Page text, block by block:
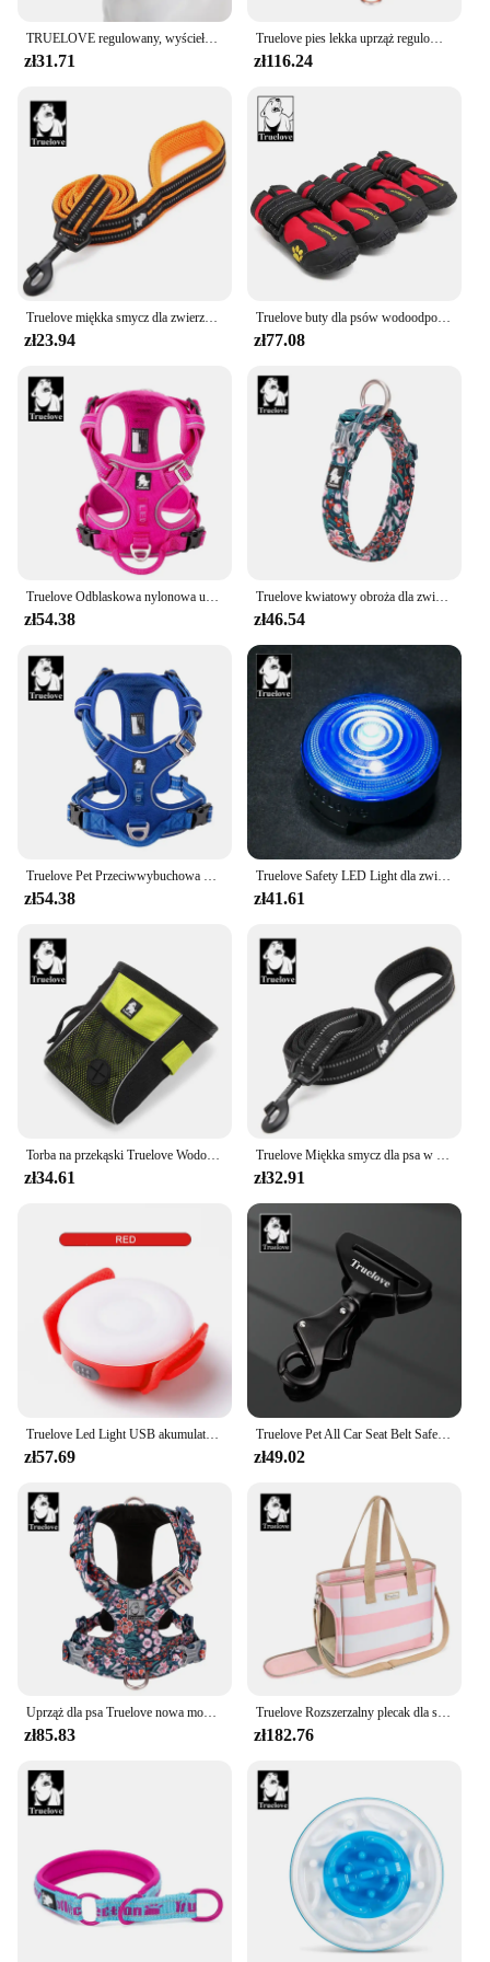
TRUELOVE regulowany, wyściełany pies z kołnierzykiem i wentylacją, odporny odporny na eksplozje spersonalizowany nadruk YC1853
zł31.71
Truelove pies lekka uprząż regulowana odkryty zwierzak średni mały duży regulowany odkryty taktyczny serwis wojskowy TLH6281
zł116.24
Truelove miękka smycz dla zwierząt odblaskowa siatka nylonowa wyściełana szczeniak duży pies lub kot spacer szkolenie 11 kolor 200cm TLL2112 Dropshipping
zł23.94
Truelove buty dla psów wodoodporne antypoślizgowe buty przeciwdeszczowe ciepłe odblaskowe na śnieg dla małych średnich duże zwierzę domowe treningów sportowych TLS3961
zł77.08
zł54.38
Truelove kwiatowy obroża dla zwierząt najlepiej wyściełany wygodna poduszka kamuflażu małe średnie i duże psy i zwierzęta domowe biegające na zewnątrz TLC5273
zł46.54
zł54.38
Truelove Safety LED Light dla zwierząt Plecak z obrożą i uprzężą z wodoodporną i długą żywotnością baterii TLD19101
zł41.61
zł34.61 zł32.91
zł57.69
Truelove Pet All Car Seat Belt Safety Buckle z kołnierzem lub uprzężą Wysokiej jakości lekki przenośny pas bezpieczeństwa ze stopu aluminium TLM1993
zł49.02
Uprząż dla psa Truelove nowa modna uprząż dla małe duże psa bawełniana wielopiętrowa regulowany odblaskowy TLH6283
zł85.83
Truelove Rozszerzalny plecak dla szczeniąt dla małych psów ze zdejmowanym pluszowym materacem Oddychająca siateczka Przestronne TLX5172
zł182.76